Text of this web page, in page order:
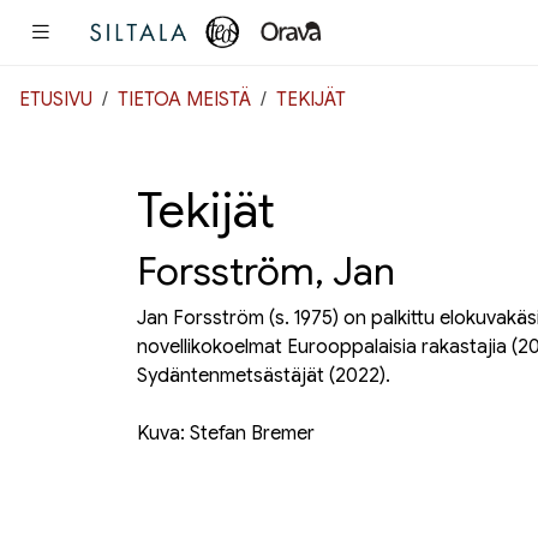
ETUSIVU TIETOA MEISTÄ TEKIJÄT
Tekijät
Forsström, Jan
Jan Forsström (s. 1975) on palkittu
novellikokoelmat Eurooppalaisia rakastajia
Sydäntenmetsästäjät (2022).
Kuva: Stefan Bremer